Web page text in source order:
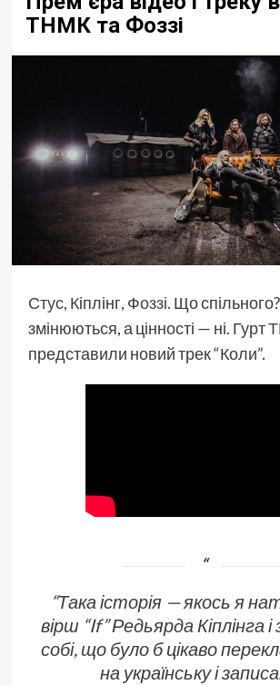
ТНМК та Фоззі
Стус, Кіплінг, Фоззі. Що
змінюються, а цінності — ні. Гурт
представили новий трек “Коли”.
“Така історія — якось я
вірш “If” Редьярда Кіплінга
собі, що було б цікаво
на українську і